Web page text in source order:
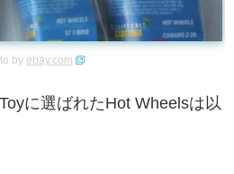
by ebay.com
に選ばれたHot Wheelsは以